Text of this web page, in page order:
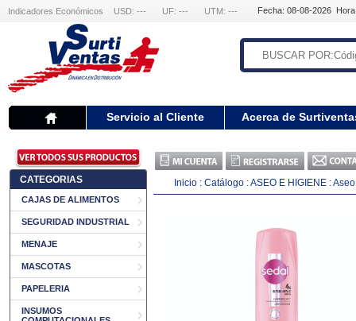
Indicadores Económicos USD: --- UF: --- UTM: --- Fecha: 08-08-2026
Servicio al Cliente Acerca de
CATEGORIAS
CAJAS DE ALIMENTOS
SEGURIDAD INDUSTRIAL
MENAJE
MASCOTAS
PAPELERIA
INSUMOS
Inicio : Catálogo :ASEO E HIGIENE :